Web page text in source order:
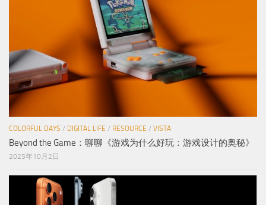
COLORFUL DAYS / DIGITAL LIFE / RESOURCE / VISTA
Beyond the Game：聊聊《游戏为什么好玩：游戏设计的奥秘》
2025年10月2日